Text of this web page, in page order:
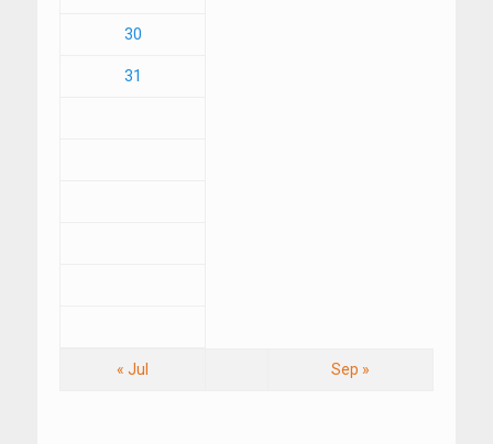
30
31
« Jul Sep »